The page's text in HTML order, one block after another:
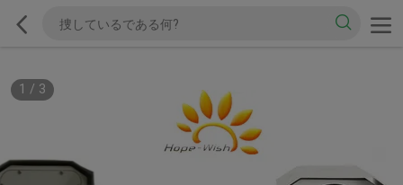
1 / 3